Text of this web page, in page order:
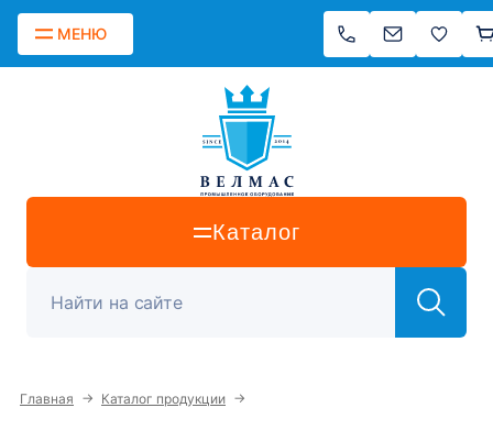
МЕНЮ
Каталог
Главная → Каталог продукции →